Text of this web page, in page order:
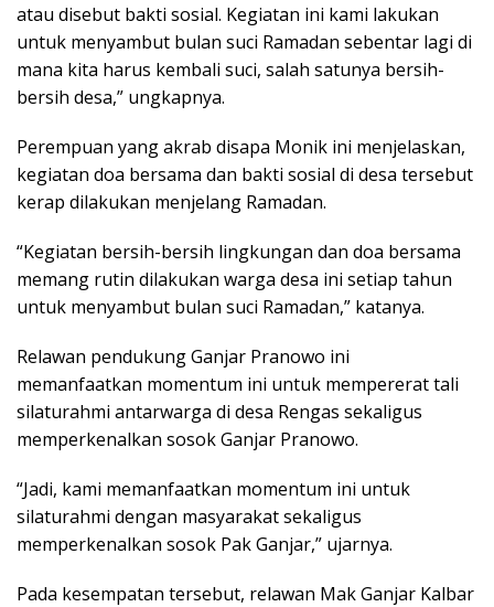
atau disebut bakti sosial. Kegiatan ini kami lakukan
untuk menyambut bulan suci Ramadan sebentar lagi di
mana kita harus kembali suci, salah satunya bersih-
bersih desa,” ungkapnya.
Perempuan yang akrab disapa Monik ini menjelaskan,
kegiatan doa bersama dan bakti sosial di desa tersebut
kerap dilakukan menjelang Ramadan.
“Kegiatan bersih-bersih lingkungan dan doa bersama
memang rutin dilakukan warga desa ini setiap tahun
untuk menyambut bulan suci Ramadan,” katanya.
Relawan pendukung Ganjar Pranowo ini
memanfaatkan momentum ini untuk mempererat tali
silaturahmi antarwarga di desa Rengas sekaligus
memperkenalkan sosok Ganjar Pranowo.
“Jadi, kami memanfaatkan momentum ini untuk
silaturahmi dengan masyarakat sekaligus
memperkenalkan sosok Pak Ganjar,” ujarnya.
Pada kesempatan tersebut, relawan Mak Ganjar Kalbar